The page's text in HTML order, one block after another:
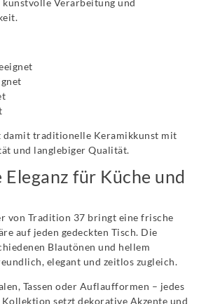
Verarbeitung und
traditionelle Keramikkunst mit
und langlebiger Qualität.
für Küche und
von Tradition 37 bringt eine frische
auf jeden gedeckten Tisch. Die
Blautönen und hellem
elegant und zeitlos zugleich.
Tassen oder Auflaufformen – jedes
setzt dekorative Akzente und